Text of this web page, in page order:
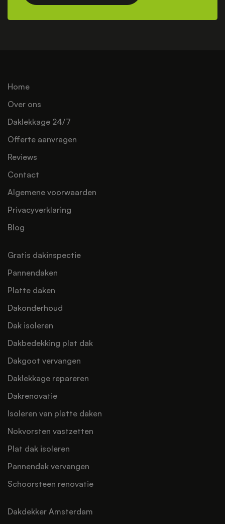
Home
Over ons
Daklekkage 24/7
Offerte aanvragen
Reviews
Contact
Algemene voorwaarden
Privacyverklaring
Blog
Gratis dakinspectie
Pannendaken
Platte daken
Dakonderhoud
Dak isoleren
Dakbedekking plat dak
Dakgoot vervangen
Daklekkage repareren
Dakrenovatie
Isoleren van platte daken
Nokvorsten vastzetten
Plat dak isoleren
Pannendak vervangen
Schoorsteen renovatie
Dakdekker Amsterdam